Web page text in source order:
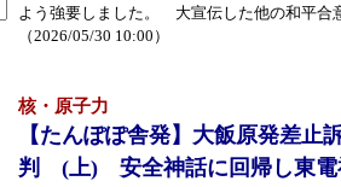
よう強要しました。 大宣伝した他の和平合
（2026/05/30 10:00）
核・原子力
【たんぽぽ舎発】大飯原発差止
判 (上) 安全神話に回帰し東電